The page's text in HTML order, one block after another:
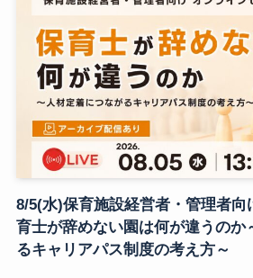
8/5(水)保育施設経営者・管理者向
育士が辞めない園は何が違うのか
るキャリアパス制度の考え方～